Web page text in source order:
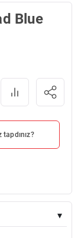
Blue
tapdınız?
▾